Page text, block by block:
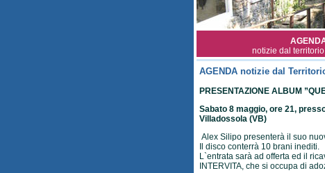
notizie dal territorio
AGENDA notizie dal
PRESENTAZIONE ALBUM
Sabato 8 maggio, ore 21,
Villadossola (VB)
Alex Silipo presenterà il suo
Il disco conterrà 10 brani inediti.
L`entrata sarà ad offerta ed il
INTERVITA, che si occupa di